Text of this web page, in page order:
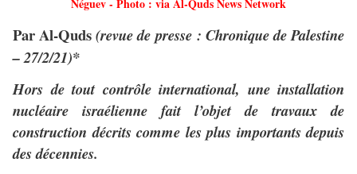
Néguev - Photo : via Al-Quds News Network
Par Al-Quds(revue de presse : Chronique de Palestine
– 27/2/21)*
Hors de tout contrôle international, une installation
nucléaire israélienne fait l’objet de travaux de
construction décrits comme les plus importants depuis
des décennies.